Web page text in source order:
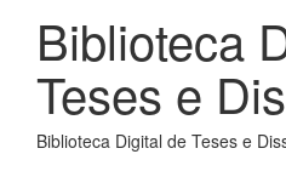
Biblioteca
Teses e
Biblioteca Digital de Teses e